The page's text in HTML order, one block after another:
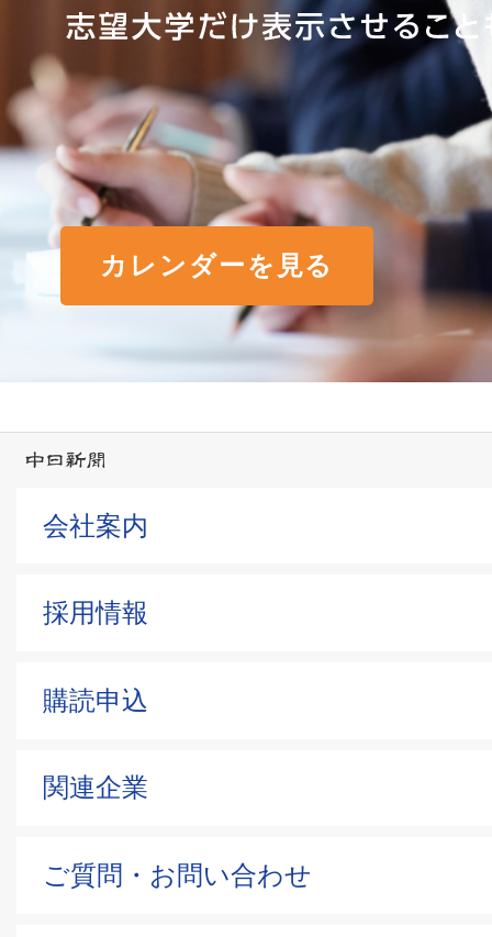
カレンダーを見る
会社案内
採用情報
購読申込
関連企業
ご質問・お問い合わせ